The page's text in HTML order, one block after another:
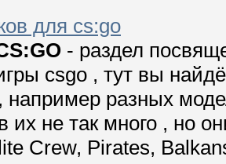
для cs:go
- раздел
csgo , тут вы
например разных
их не так много , но
Crew, Pirates,